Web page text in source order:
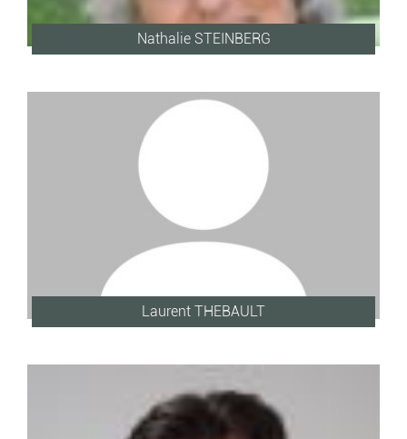
Nathalie STEINBERG
Laurent THEBAULT